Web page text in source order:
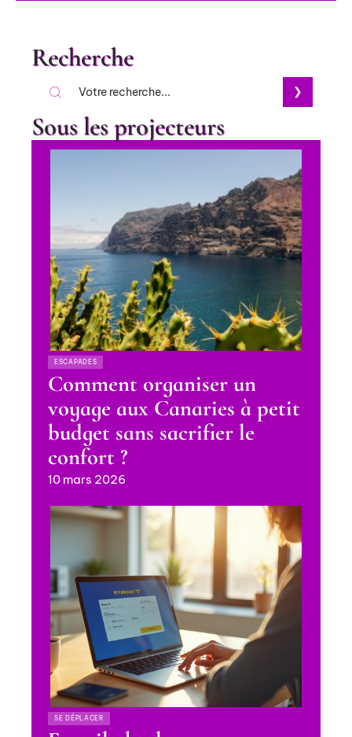
Recherche
Sous les projecteurs
ESCAPADES
Comment organiser un
voyage aux Canaries à petit
budget sans sacrifier le
confort ?
10 mars 2026
SE DÉPLACER